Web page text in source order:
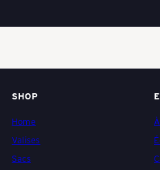
c
h
e
SHOP
Home
Valises
Sacs